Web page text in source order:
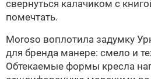
свернуться калачиком с
помечтать.
Moroso воплотила задумку
для бренда манере: смело и
Обтекаемые формы кресла